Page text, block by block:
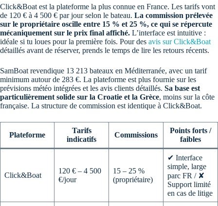
Click&Boat est la plateforme la plus connue en France. Les tarifs vont
de 120 € à 4 500 € par jour selon le bateau. La commission prélevée
sur le propriétaire oscille entre 15 % et 25 %, ce qui se répercute
mécaniquement sur le prix final affiché. L’interface est intuitive :
idéale si tu loues pour la première fois. Pour des avis sur Click&Boat
détaillés avant de réserver, prends le temps de lire les retours récents.
SamBoat revendique 13 213 bateaux en Méditerranée, avec un tarif
minimum autour de 283 €. La plateforme est plus fournie sur les
prévisions météo intégrées et les avis clients détaillés. Sa base est
particulièrement solide sur la Croatie et la Grèce, moins sur la côte
française. La structure de commission est identique à Click&Boat.
Plateforme
Tarifs
indicatifs
Commissions
Points forts /
faibles
Click&Boat
120 € – 4 500
€/jour
15 – 25 %
(propriétaire)
✔ Interface
simple, large
parc FR / ✘
Support limité
en cas de litige